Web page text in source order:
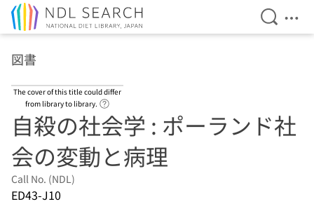
Open
図書
The cover of this title could differ
from library to library.
自殺の社会学 : ポーランド社
会の変動と病理
Call No. (NDL)
ED43-J10